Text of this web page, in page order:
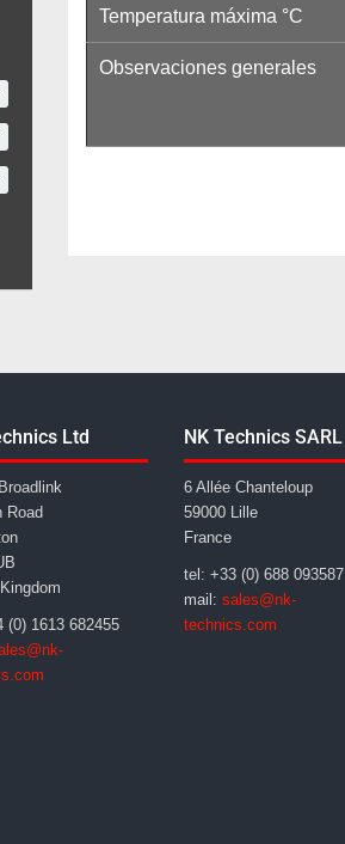
Temperatura máxima °C
Observaciones generales
Ltd
Road
(0) 1613 682455
NK Technics SARL
6 Allée Chanteloup
59000 Lille
France
tel: +33 (0) 688 093587
mail: sales@nk-
technics.com